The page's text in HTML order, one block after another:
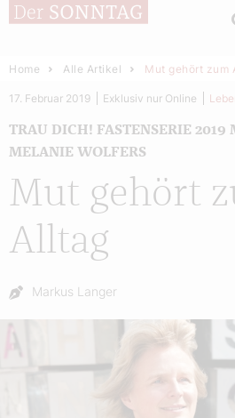
Home Alle Artikel Mut gehört zum
Mut gehört
Alltag
TRAU DICH! FASTENSERIE 2019
MELANIE WOLFERS
17. Februar 2019 Exklusiv nur Online
Autor:
Markus Langer